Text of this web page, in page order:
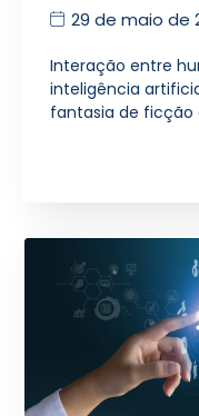
29 de maio de
Interação entre
inteligência
fantasia de